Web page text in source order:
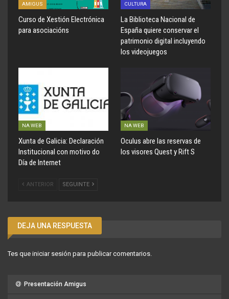
AMIGUS
Curso de Xestión Electrónica
para asociacións
CULTURA
La Biblioteca Nacional de
España quiere conservar el
patrimonio digital incluyendo
los videojuegos
NA WEB
Xunta de Galicia: Declaración
Institucional con motivo do
Día de Internet
NA WEB
Oculus abre las reservas de
los visores Quest y Rift S
ANTERIOR SEGUINTE
DEJA UNA RESPUESTA
Tes que iniciar sesión para publicar comentarios.
Presentación Amigus